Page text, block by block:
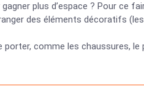
plus d’espace ? Pour ce
des éléments décoratifs (les
comme les chaussures, le